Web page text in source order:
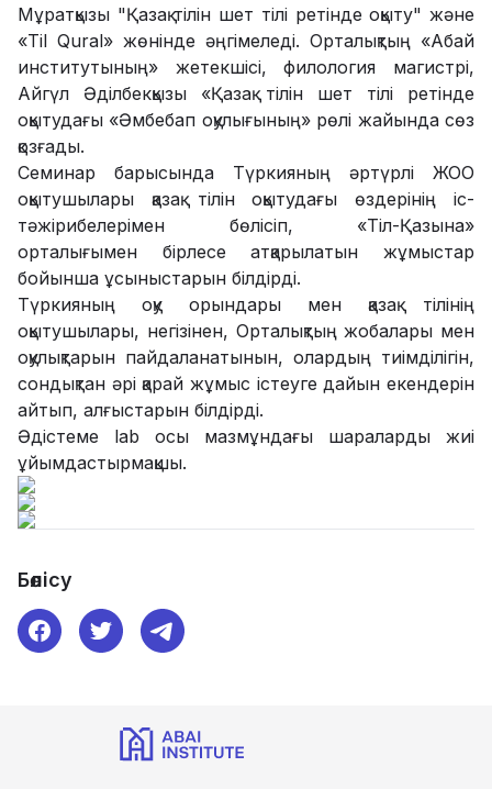
Мұратқызы "Қазақ тілін шет тілі ретінде оқыту" және
«Til Qural» жөнінде әңгімеледі. Орталықтың «Абай
институтының» жетекшісі, филология магистрі,
Айгүл Әділбекқызы «Қазақ тілін шет тілі ретінде
оқытудағы «Әмбебап оқулығының» рөлі жайында сөз
қозғады.
Семинар барысында Түркияның әртүрлі ЖОО
оқытушылары қазақ тілін оқытудағы өздерінің іс-
тәжірибелерімен бөлісіп, «Тіл-Қазына»
орталығымен бірлесе атқарылатын жұмыстар
бойынша ұсыныстарын білдірді.
Түркияның оқу орындары мен қазақ тілінің
оқытушылары, негізінен, Орталықтың жобалары мен
оқулықтарын пайдаланатынын, олардың тиімділігін,
сондықтан әрі қарай жұмыс істеуге дайын екендерін
айтып, алғыстарын білдірді.
Әдістеме lab осы мазмұндағы шараларды жиі
ұйымдастырмақшы.
Бөлісу